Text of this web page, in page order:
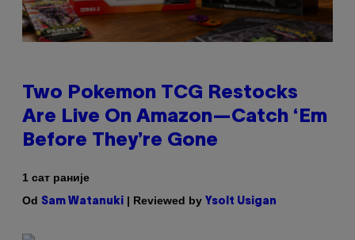
Two Pokemon TCG Restocks
Are Live On Amazon—Catch ‘Em
Before They’re Gone
1 сат раније
Od Sam Watanuki | Reviewed by Ysolt Usigan